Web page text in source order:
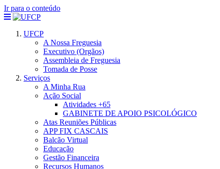
Ir para o conteúdo
UFCP
A Nossa Freguesia
Executivo (Orgãos)
Assembleia de Freguesia
Tomada de Posse
Serviços
A Minha Rua
Ação Social
Atividades +65
GABINETE DE APOIO PSICOLÓGICO
Atas Reuniões Públicas
APP FIX CASCAIS
Balcão Virtual
Educação
Gestão Financeira
Recursos Humanos